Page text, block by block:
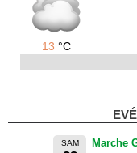
13 °C
SAM Marche